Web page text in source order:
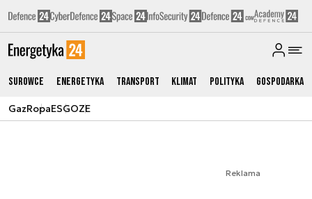
Surowce Energetyka Transport Klimat Polityka Gospodarka
GazRopaESGOZE
Reklama